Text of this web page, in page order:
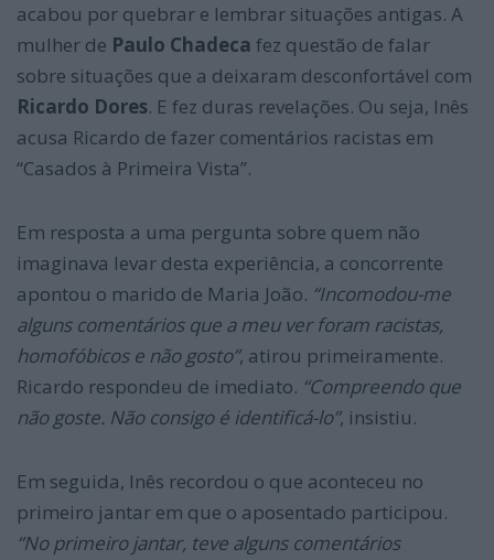
acabou por quebrar e lembrar situações antigas. A
mulher de Paulo Chadeca fez questão de falar
sobre situações que a deixaram desconfortável com
Ricardo Dores. E fez duras revelações. Ou seja, Inês
acusa Ricardo de fazer comentários racistas em
“Casados à Primeira Vista”.
Em resposta a uma pergunta sobre quem não
imaginava levar desta experiência, a concorrente
apontou o marido de Maria João. “Incomodou-me
alguns comentários que a meu ver foram racistas,
homofóbicos e não gosto”, atirou primeiramente.
Ricardo respondeu de imediato. “Compreendo que
não goste. Não consigo é identificá-lo”, insistiu.
Em seguida, Inês recordou o que aconteceu no
primeiro jantar em que o aposentado participou.
“No primeiro jantar, teve alguns comentários